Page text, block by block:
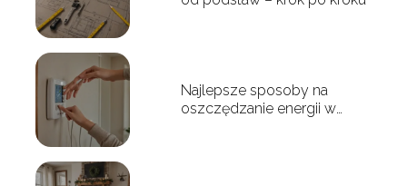
Najlepsze sposoby na
oszczędzanie energii w